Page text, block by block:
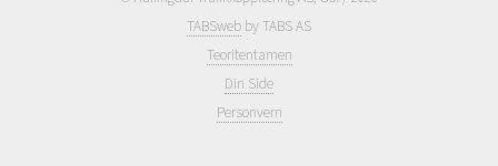
TABSweb by TABS AS
Teoritentamen
Din Side
Personvern